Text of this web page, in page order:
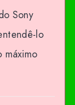
Sony
lo
máximo